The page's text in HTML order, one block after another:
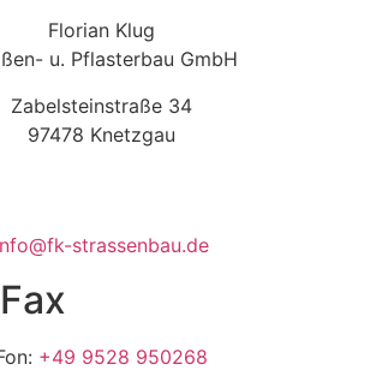
Florian Klug
u. Pflasterbau GmbH
Zabelsteinstraße 34
97478 Knetzgau
strassenbau.de
+49 9528 950268